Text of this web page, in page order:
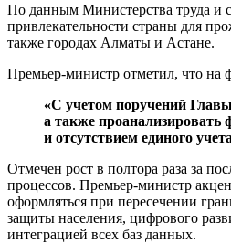
По данным Министерства труда и
привлекательности страны для
также городах Алматы и Астане.
Премьер-министр отметил, что на
«С учетом поручений
а также проанализировать
и отсутствием единого
Отмечен рост в полтора раза за
процессов. Премьер-министр
оформляться при пересечении
защиты населения, цифрового
интеграцией всех баз данных.